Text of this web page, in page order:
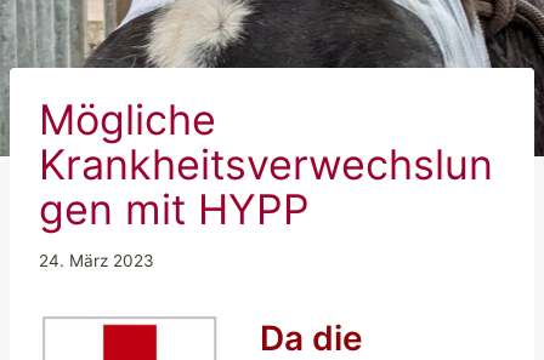
Mögliche
Krankheitsverwechslun
gen mit HYPP
24. März 2023
Da die